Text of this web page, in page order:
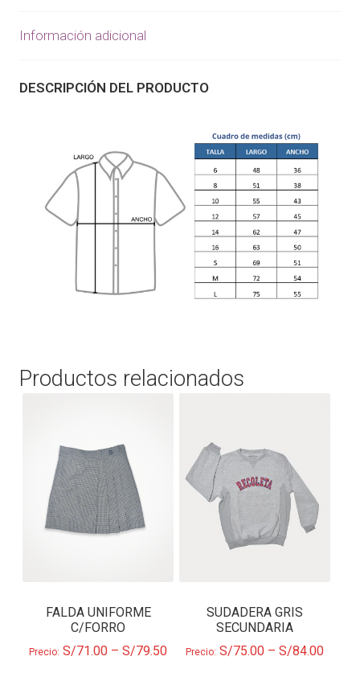
Información adicional
DESCRIPCIÓN DEL PRODUCTO
Productos relacionados
FALDA UNIFORME
C/FORRO
Precio: S/71.00 –S/79.50
SUDADERA GRIS
SECUNDARIA
Precio: S/75.00– S/84.00